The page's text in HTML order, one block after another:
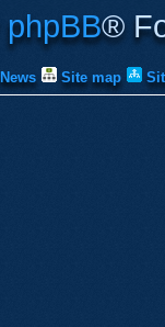
phpBB®
News Site map